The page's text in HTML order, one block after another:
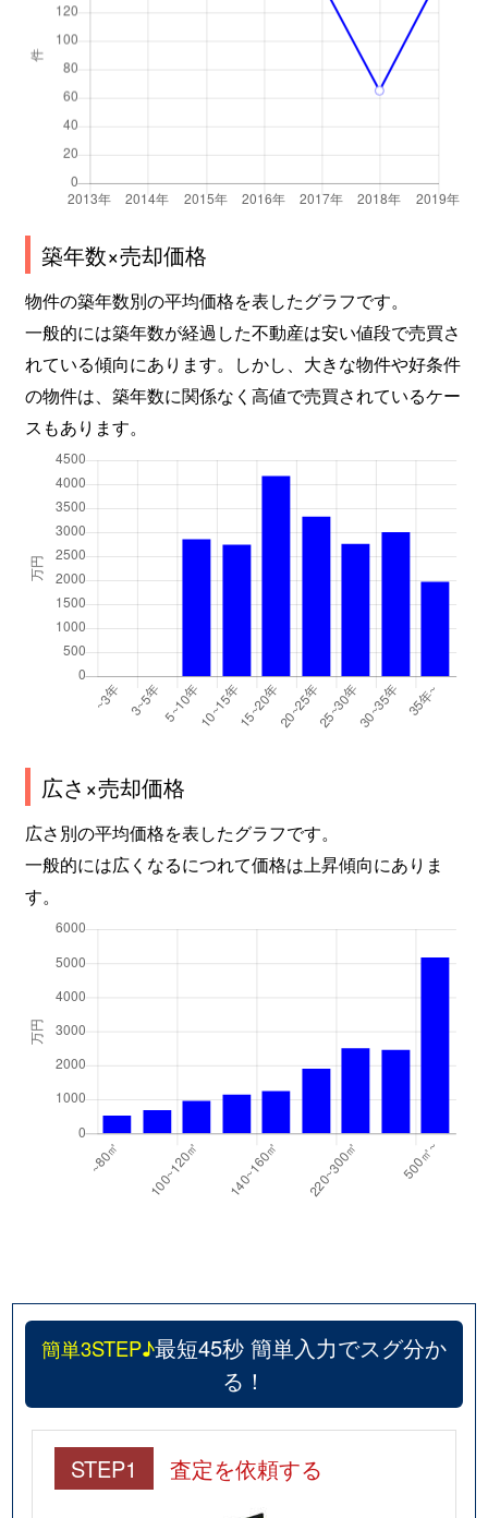
築年数×売却価格
物件の築年数別の平均価格を表したグラフです。
一般的には築年数が経過した不動産は安い値段で売買さ
れている傾向にあります。しかし、大きな物件や好条件
の物件は、築年数に関係なく高値で売買されているケー
スもあります。
広さ×売却価格
広さ別の平均価格を表したグラフです。
一般的には広くなるにつれて価格は上昇傾向にありま
す。
簡単3STEP♪最短45秒 簡単入力でスグ分か
る！
STEP1 査定を依頼する